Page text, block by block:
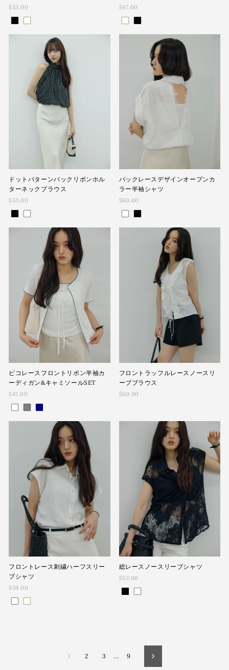
$53.00 $47.00
ドットパターンバックリボンホル
ターネックブラウス
$53.00
バックレースデザインオープンカ
ラー半袖シャツ
$60.00
ピコレースフロントリボン半袖カ
ーディガン&キャミソールSET
$47.00
フロントラッフルレースノースリ
ーブブラウス
$60.00
フロントレース刺繍ハーフスリー
ブシャツ
$59.00
総レースノースリーブシャツ
$53.00
1 2 3 … 9 <p>